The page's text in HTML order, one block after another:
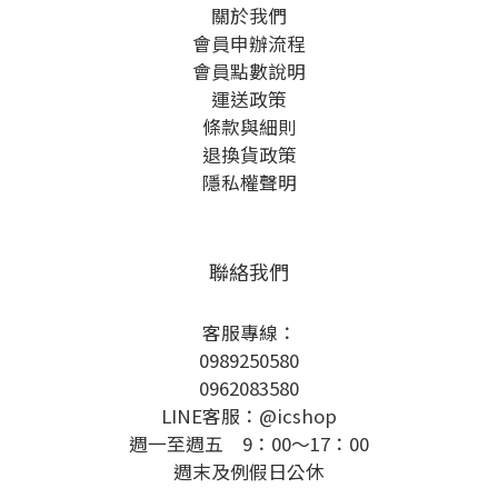
關於我們
會員申辦流程
會員點數說明
運送政策
條款與細則
退換貨政策
隱私權聲明
聯絡我們
客服專線：
0989250580
0962083580
LINE客服：@icshop
週一至週五 9：00～17：00
週末及例假日公休